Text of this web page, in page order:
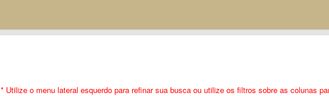
* Utilize o menu lateral esquerdo para refinar sua busca ou utilize os filtros sobre as colunas